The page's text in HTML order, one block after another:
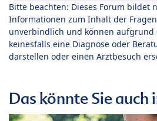
Bitte beachten: Dieses Forum bildet
Informationen zum Inhalt der
unverbindlich und können aufgrund
keinesfalls eine Diagnose oder
darstellen oder einen Arztbesuch
Das könnte Sie auch